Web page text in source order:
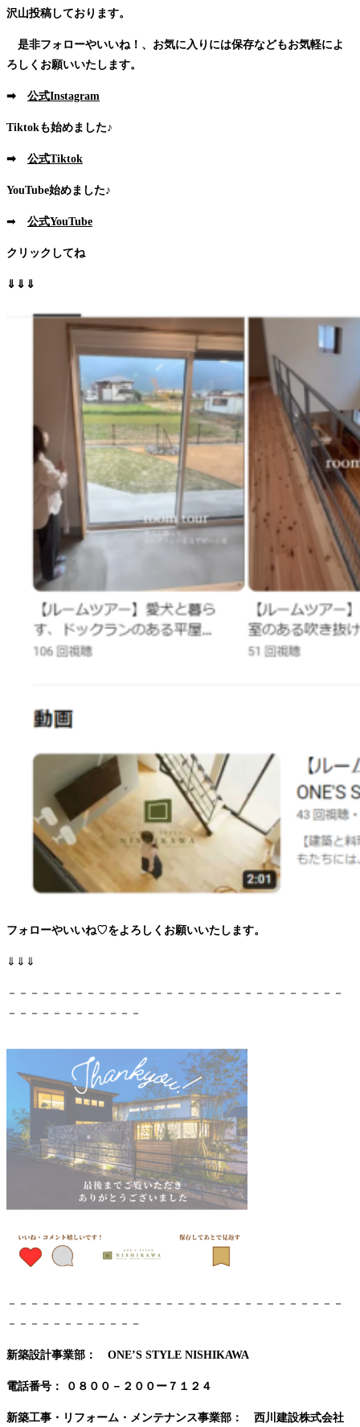
沢山投稿しております。
是非フォローやいいね！、お気に入りには保存などもお気軽によ
ろしくお願いいたします。
➡ 公式Instagram
Tiktokも始めました♪
➡ 公式Tiktok
YouTube始めました♪
➡ 公式YouTube
クリックしてね
⇓⇓⇓
フォローやいいね♡をよろしくお願いいたします。
⇓⇓⇓
－－－－－－－－－－－－－－－－－－－－－－－－－－－－－－
－－－－－－－－－－－－
－－－－－－－－－－－－－－－－－－－－－－－－－－－－－－
－－－－－－－－－－－－
新築設計事業部： ONE’S STYLE NISHIKAWA
電話番号： ０８００－２００ー７１２４
新築工事・リフォーム・メンテナンス事業部： 西川建設株式会社